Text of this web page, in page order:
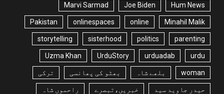
Hum News
Joe Biden
Marvi Sarmad
Minahil Malik
online
onlinespaces
Pakistan
parenting
politics
sisterhood
storytelling
urdu
urduadab
UrduStory
Uzma Khan
woman بلھے شاہ بھٹو کی پھانسی ترکی
حیدر جاوید سید خبریں،تبصرے راحموں شاہ